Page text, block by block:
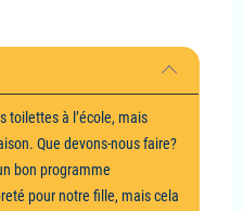
toilettes à l’école, mais
Que devons-nous faire?
bon programme
pour notre fille, mais cela